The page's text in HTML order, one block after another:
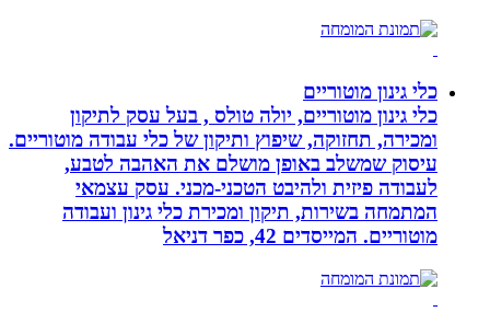
כלי גינון מוטוריים
כלי גינון מוטוריים, יולה טולס , בעל עסק לתיקון
ומכירה, תחזוקה, שיפוץ ותיקון של כלי עבודה מוטוריים.
עיסוק שמשלב באופן מושלם את האהבה לטבע,
לעבודה פיזית ולהיבט הטכני-מכני. עסק עצמאי
המתמחה בשירות, תיקון ומכירת כלי גינון ועבודה
מוטוריים. המייסדים 42, כפר דניאל